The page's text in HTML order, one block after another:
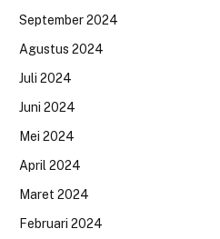
September 2024
Agustus 2024
Juli 2024
Juni 2024
Mei 2024
April 2024
Maret 2024
Februari 2024